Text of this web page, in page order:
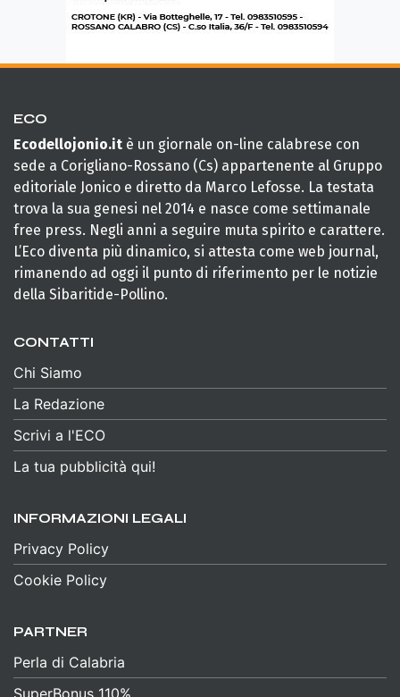
ECO
Ecodellojonio.it è un giornale on-line calabrese con
sede a Corigliano-Rossano (Cs) appartenente al Gruppo
editoriale Jonico e diretto da Marco Lefosse. La testata
trova la sua genesi nel 2014 e nasce come settimanale
free press. Negli anni a seguire muta spirito e carattere.
L’Eco diventa più dinamico, si attesta come web journal,
rimanendo ad oggi il punto di riferimento per le notizie
della Sibaritide-Pollino.
CONTATTI
Chi Siamo
La Redazione
Scrivi a l'ECO
La tua pubblicità qui!
INFORMAZIONI LEGALI
Privacy Policy
Cookie Policy
PARTNER
Perla di Calabria